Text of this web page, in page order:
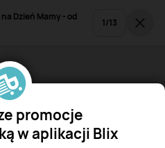
Dzień Mamy - od
1/13
promocje
w aplikacji Blix